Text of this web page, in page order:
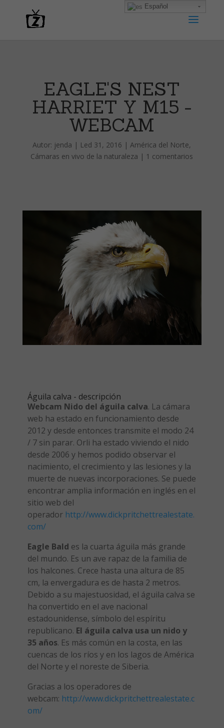
EAGLE'S NEST
HARRIET Y M15 -
WEBCAM
Autor: jenda | Led 31, 2016 |América del Norte,
Cámaras en vivo de la naturaleza | 1 comentarios
Águila calva - descripción
Webcam Nido del águila calva. La cámara
web ha estado en funcionamiento desde
2012 y desde entonces transmite el modo 24
/ 7 sin parar. Orli ha estado viviendo el nido
desde 2006 y hemos podido observar el
nacimiento, el crecimiento y las lesiones y la
muerte de nuevas incorporaciones. Se puede
encontrar amplia información en inglés en el
sitio web del
operador http://www.dickpritchettrealestate.
com/
Eagle Bald es la cuarta águila más grande
del mundo. Es un ave rapaz de la familia de
los halcones. Crece hasta una altura de 85
cm, la envergadura es de hasta 2 metros.
Debido a su majestuosidad, el águila calva se
ha convertido en el ave nacional
estadounidense, símbolo del espíritu
republicano. El águila calva usa un nido y
35 años. Es más común en la costa, en las
cuencas de los ríos y en los lagos de América
del Norte y el noreste de Siberia.
Gracias a los operadores de
webcam: http://www.dickpritchettrealestate.c
om/
Español